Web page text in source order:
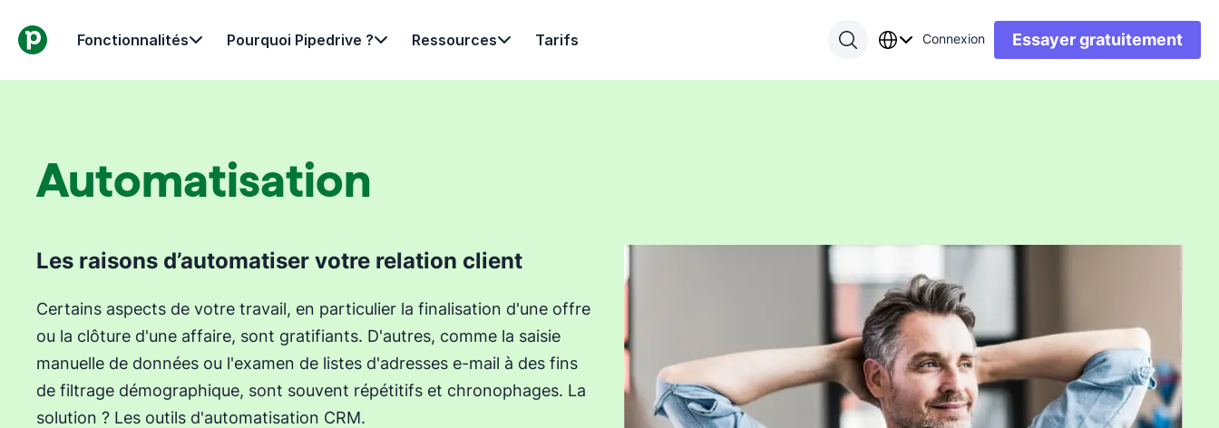
Fonctionnalités Pourquoi Pipedrive ? Ressources Tarifs Connexion Essayer gratuitement
Automatisation
Les raisons d’automatiser votre relation client
Certains aspects de votre travail, en particulier la finalisation d'une offre
ou la clôture d'une affaire, sont gratifiants. D'autres, comme la saisie
manuelle de données ou l'examen de listes d'adresses e-mail à des fins
de filtrage démographique, sont souvent répétitifs et chronophages. La
solution ? Les outils d'automatisation CRM.